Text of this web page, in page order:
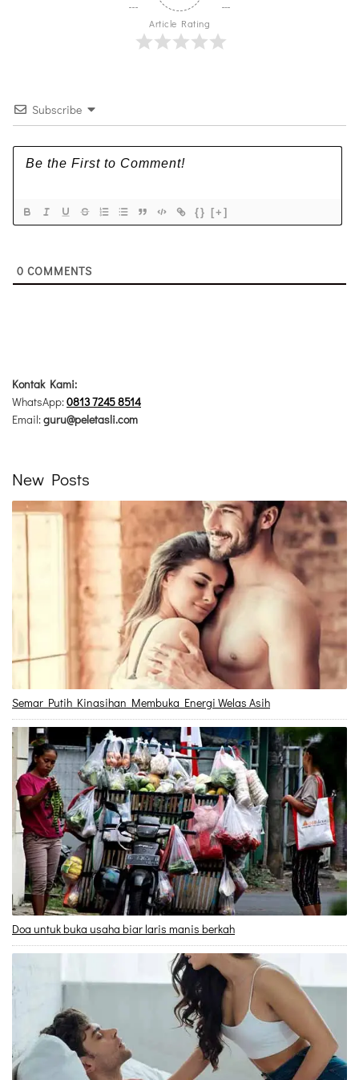
Article Rating
Subscribe
{} [+]
0 COMMENTS
Kontak Kami:
WhatsApp:0813 7245 8514
Email:guru@peletasli.com
New Posts
Semar Putih Kinasihan Membuka Energi Welas Asih
Doa untuk buka usaha biar laris manis berkah